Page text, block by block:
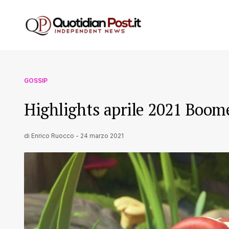
GOSSIP
Highlights aprile 2021
di Enrico Ruocco - 24 marzo 2021